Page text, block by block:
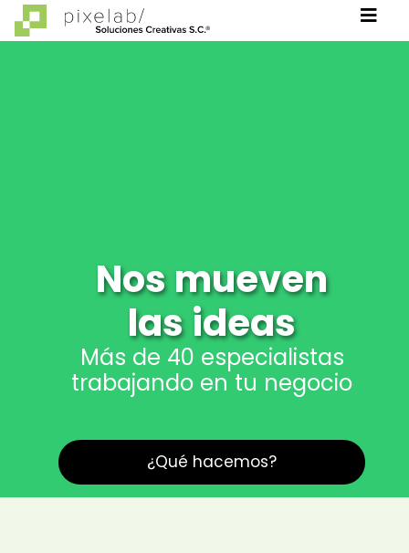
Nos mueven
las ideas
Más de 40 especialistas
trabajando en tu negocio
¿Qué hacemos?